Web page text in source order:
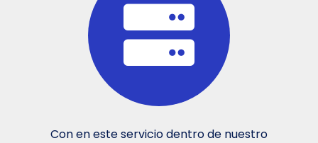
Con en este servicio dentro de nuestro